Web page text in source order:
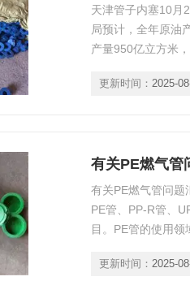
天津管子内塞10月
局预计，全年原油
产量950亿立方米
合司副司长王思强
更新时间： 2025-
有关PE燃气管
有关PE燃气管问题
PE管、PP-R管、
目。PE管的使用
可得出不同密度的
更新时间： 2025-